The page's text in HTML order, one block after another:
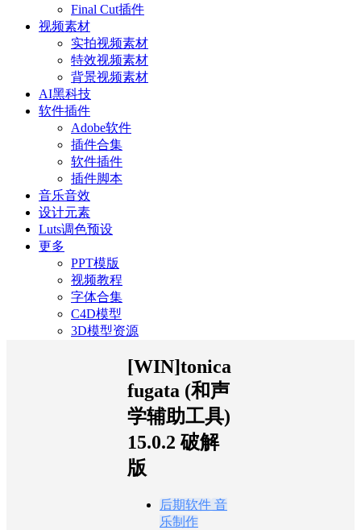
Final Cut插件
视频素材
实拍视频素材
特效视频素材
背景视频素材
AI黑科技
软件插件
Adobe软件
插件合集
软件插件
插件脚本
音乐音效
设计元素
Luts调色预设
更多
PPT模版
视频教程
字体合集
C4D模型
3D模型资源
[WIN]tonica
fugata (和声
学辅助工具)
15.0.2 破解
版
后期软件 音
乐制作